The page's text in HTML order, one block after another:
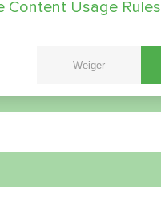
Content Usage Rules
Weiger